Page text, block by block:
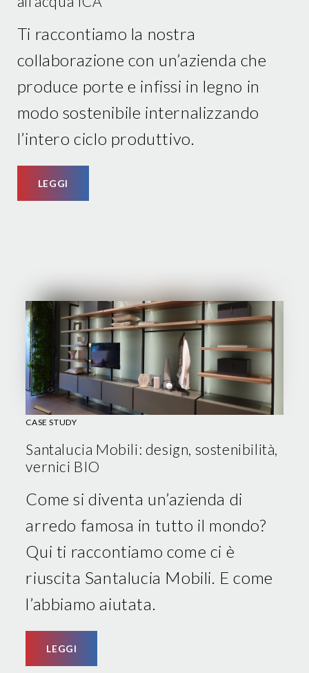
Ti raccontiamo la nostra
collaborazione con un’azienda che
produce porte e infissi in legno in
modo sostenibile internalizzando
l’intero ciclo produttivo.
LEGGI
CASE STUDY
Santalucia Mobili: design, sostenibilità,
vernici BIO
Come si diventa un’azienda di
arredo famosa in tutto il mondo?
Qui ti raccontiamo come ci è
riuscita Santalucia Mobili. E come
l’abbiamo aiutata.
LEGGI